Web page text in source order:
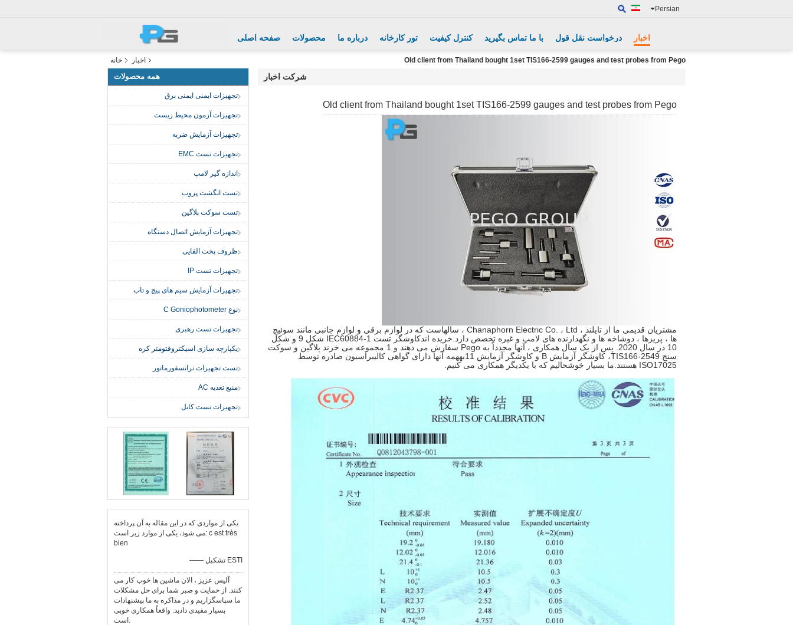
Persian
صفحه اصلی محصولات درباره ما تور کارخانه کنترل کیفیت با ما تماس بگیرید درخواست نقل قول اخبار
خانه اخبار Old client from Thailand bought 1set TIS166-2599 gauges and test probes from Pego
همه محصولات
تجهیزات ایمنی ایمنی برق
تجهیزات آزمون محیط زیست
تجهیزات آزمایش ضربه
تجهیزات تست EMC
اندازه گیر لامپ
تست انگشت پروب
تست سوکت پلاگین
تجهیزات آزمایش اتصال دستگاه
ظروف پخت القایی
تجهیزات تست IP
تجهیزات آزمایش سیم های پیچ و تاب
نوع C Goniophotometer
تجهیزات تست رهبری
یکپارچه سازی اسپکتروفتومتر کره
تست تجهیزات ترانسفورماتور
منبع تغذیه AC
تجهیزات تست کابل
یكی از مواردی كه در این مقاله به آن پرداخته
می شود، یكی از موارد زیر است: c est très
bien
—— تشکیل ESTI
آلیس عزیز ، الان ماشین ها خوب کار می
کنند. از حمایت و صبر شما برای حل مشکلات
ما سپاسگزاریم و در مذاکره به ما پیشنهادات
بسیار مفیدی دادید. واقعاً همکاری خوبی
است.
شرکت اخبار
Old client from Thailand bought 1set TIS166-2599 gauges and test probes from Pego
مشتریان قدیمی ما از تایلند ، Chanaphorn Electric Co. ، Ltd ، سالهاست که در لوازم برقی و لوازم جانبی مانند سوئیچ
ها ، پریزها ، دوشاخه ها و نگهدارنده های لامپ و غیره تخصص دارد.خریده اند
کاوشگر تست IEC60884-1 شکل 9 و شکل
10 در سال 2020. پس از یک سال همکاری ، آنها مجدداً به Pego سفارش می دهند و 1 مجموعه می خرند
پلاگین و سوکت
سنج TIS166-2549
، کاوشگر آزمایش B و کاوشگر آزمایش 11
بههمه آنها دارای گواهی کالیبراسیون صادره توسط
ISO17025 هستند.ما بسیار خوشحالیم که با یکدیگر همکاری می کنیم.